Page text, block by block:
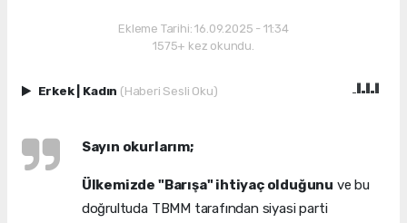
Ekleme Tarihi: 16.09.2025 - 11:34
1575+ kez okundu.
Erkek Kadın (Haberi Sesli Oku)
Sayın okurlarım;
Ülkemizde "Barışa" ihtiyaç olduğunu ve bu
doğrultuda TBMM tarafından siyasi parti